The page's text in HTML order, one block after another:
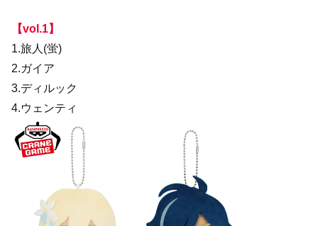
【vol.1】
1.旅人(蛍)
2.ガイア
3.ディルック
4.ウェンティ